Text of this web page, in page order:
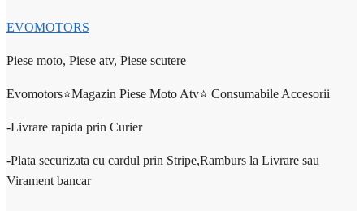
EVOMOTORS
Piese moto, Piese atv, Piese scutere
Evomotors⭐️Magazin Piese Moto Atv⭐️ Consumabile Accesorii
-Livrare rapida prin Curier
-Plata securizata cu cardul prin Stripe,Ramburs la Livrare sau
Virament bancar